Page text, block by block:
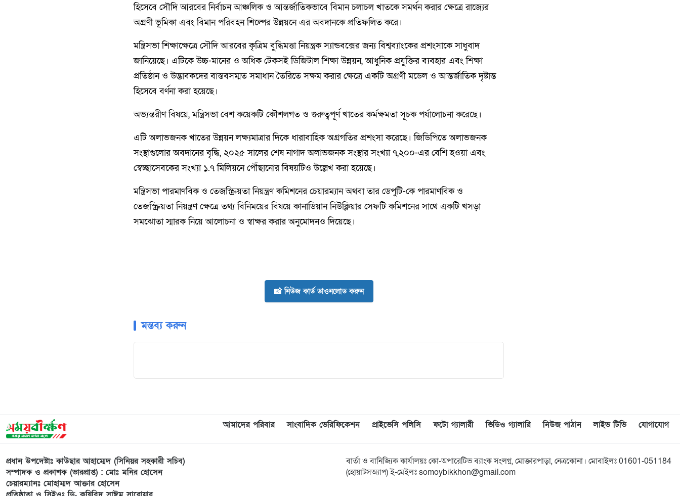
হিসেবে সৌদি আরবের নির্বাচন আঞ্চলিক ও আন্তর্জাতিকভাবে বিমান চলাচল খাতকে সমর্থন করার ক্ষেত্রে রাজ্যের
অগ্রণী ভূমিকা এবং বিমান পরিবহন শিল্পের উন্নয়নে এর অবদানকে প্রতিফলিত করে।
মন্ত্রিসভা শিক্ষাক্ষেত্রে সৌদি আরবের কৃত্রিম বুদ্ধিমত্তা নিয়ন্ত্রক স্যান্ডবক্সের জন্য বিশ্বব্যাংকের প্রশংসাকে সাধুবাদ
জানিয়েছে। এটিকে উচ্চ-মানের ও অধিক টেকসই ডিজিটাল শিক্ষা উন্নয়ন, আধুনিক প্রযুক্তির ব্যবহার এবং শিক্ষা
প্রতিষ্ঠান ও উদ্ভাবকদের বাস্তবসম্মত সমাধান তৈরিতে সক্ষম করার ক্ষেত্রে একটি অগ্রণী মডেল ও আন্তর্জাতিক দৃষ্টান্ত
হিসেবে বর্ণনা করা হয়েছে।
অভ্যন্তরীণ বিষয়ে, মন্ত্রিসভা বেশ কয়েকটি কৌশলগত ও গুরুত্বপূর্ণ খাতের কর্মক্ষমতা সূচক পর্যালোচনা করেছে।
এটি অলাভজনক খাতের উন্নয়ন লক্ষ্যমাত্রার দিকে ধারাবাহিক অগ্রগতির প্রশংসা করেছে। জিডিপিতে অলাভজনক
সংস্থাগুলোর অবদানের বৃদ্ধি, ২০২৫ সালের শেষ নাগাদ অলাভজনক সংস্থার সংখ্যা ৭,২০০-এর বেশি হওয়া এবং
স্বেচ্ছাসেবকের সংখ্যা ১.৭ মিলিয়নে পৌঁছানোর বিষয়টিও উল্লেখ করা হয়েছে।
মন্ত্রিসভা পারমাণবিক ও তেজস্ক্রিয়তা নিয়ন্ত্রণ কমিশনের চেয়ারম্যান অথবা তার ডেপুটি-কে পারমাণবিক ও
তেজস্ক্রিয়তা নিয়ন্ত্রণ ক্ষেত্রে তথ্য বিনিময়ের বিষয়ে কানাডিয়ান নিউক্লিয়ার সেফটি কমিশনের সাথে একটি খসড়া
সমঝোতা স্মারক নিয়ে আলোচনা ও স্বাক্ষর করার অনুমোদনও দিয়েছে।
📸 নিউজ কার্ড ডাওনলোড করুন
মন্তব্য করুন
শিক্ষার্থীদের পাশে নিয়ে বারহাট্টায়
সচেতনামূলক মাদকবিরোধী
ক্যাম্পেইন অনুষ্ঠিত
২০
আমাদের পরিবার সাংবাদিক ভেরিফিকেশন প্রাইভেসি পলিসি ফটো গ্যালারী ভিডিও গ্যালারি নিউজ পাঠান লাইভ টিভি যোগাযোগ
প্রধান উপদেষ্টাঃ কাউছার আহাম্মেদ (সিনিয়র সহকারী সচিব)
সম্পাদক ও প্রকাশক (ভারপ্রাপ্ত) : মোঃ মনির হোসেন
চেয়ারম্যানঃ মোহাম্মদ আক্তার হোসেন
বার্তা ও বানিজ্যিক কার্যালয়ঃ কো-অপারেটিভ ব্যাংক সংলগ্ন, মোক্তারপাড়া, নেত্রকোনা। মোবাইলঃ 01601-051184
(হোয়াটসঅ্যাপ) ই-মেইলঃ somoybikkhon@gmail.com